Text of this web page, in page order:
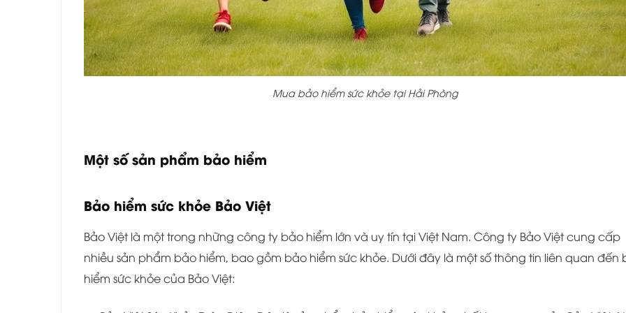
Mua bảo hiểm sức khỏe tại Hải Phòng
Một số sản phẩm bảo hiểm
Bảo hiểm sức khỏe Bảo Việt
Bảo Việt là một trong những công ty bảo hiểm lớn và uy tín tại Việt Nam. Công ty Bảo Việt cung cấp
nhiều sản phẩm bảo hiểm, bao gồm bảo hiểm sức khỏe. Dưới đây là một số thông tin liên quan đến
hiểm sức khỏe của Bảo Việt: